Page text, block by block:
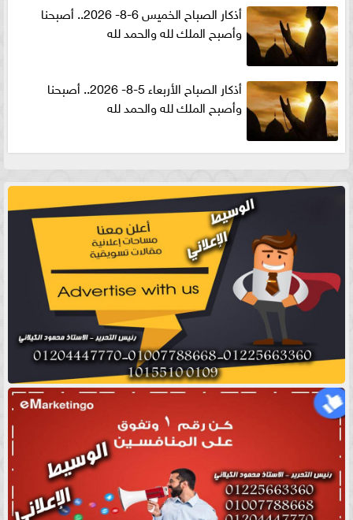
أذكار الصباح الخميس 6-8- 2026.. أصبحنا
وأصبح الملك لله والحمد لله
أذكار الصباح الأربعاء 5-8- 2026.. أصبحنا
وأصبح الملك لله والحمد لله